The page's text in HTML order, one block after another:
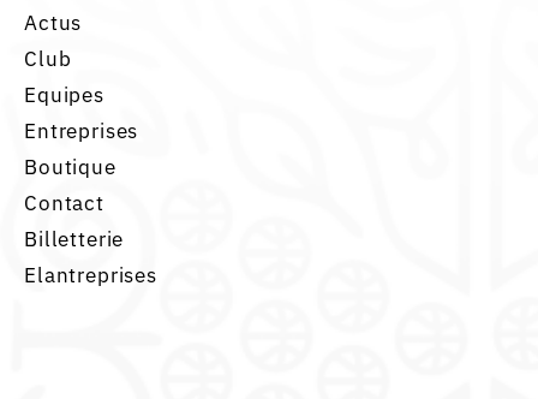
Actus
Club
Equipes
Entreprises
Boutique
Contact
Billetterie
Elantreprises